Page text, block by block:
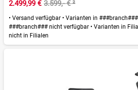
2.499,99 € 3.599,- €²
• Versand verfügbar • Varianten in
###branch### nicht verfügbar • Varianten in
nicht in Filialen